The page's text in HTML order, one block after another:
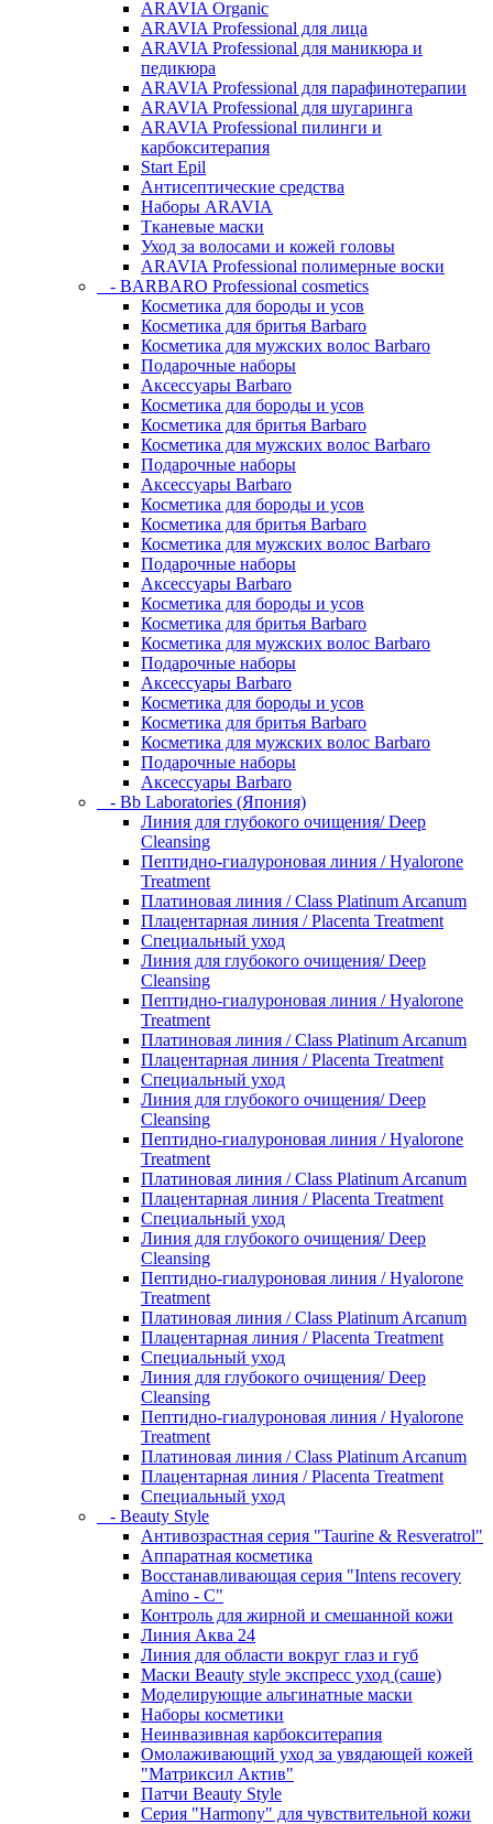
ARAVIA Organic
ARAVIA Professional для лица
ARAVIA Professional для маникюра и
педикюра
ARAVIA Professional для парафинотерапии
ARAVIA Professional для шугаринга
ARAVIA Professional пилинги и
карбокситерапия
Start Epil
Антисептические средства
Наборы ARAVIA
Тканевые маски
Уход за волосами и кожей головы
ARAVIA Professional полимерные воски
- BARBARO Professional cosmetics
Косметика для бороды и усов
Косметика для бритья Barbaro
Косметика для мужских волос Barbaro
Подарочные наборы
Аксессуары Barbaro
Косметика для бороды и усов
Косметика для бритья Barbaro
Косметика для мужских волос Barbaro
Подарочные наборы
Аксессуары Barbaro
Косметика для бороды и усов
Косметика для бритья Barbaro
Косметика для мужских волос Barbaro
Подарочные наборы
Аксессуары Barbaro
Косметика для бороды и усов
Косметика для бритья Barbaro
Косметика для мужских волос Barbaro
Подарочные наборы
Аксессуары Barbaro
Косметика для бороды и усов
Косметика для бритья Barbaro
Косметика для мужских волос Barbaro
Подарочные наборы
Аксессуары Barbaro
- Bb Laboratories (Япония)
Линия для глубокого очищения/ Deep
Cleansing
Пептидно-гиалуроновая линия / Hyalorone
Treatment
Платиновая линия / Class Platinum Arcanum
Плацентарная линия / Placenta Treatment
Специальный уход
Линия для глубокого очищения/ Deep
Cleansing
Пептидно-гиалуроновая линия / Hyalorone
Treatment
Платиновая линия / Class Platinum Arcanum
Плацентарная линия / Placenta Treatment
Специальный уход
Линия для глубокого очищения/ Deep
Cleansing
Пептидно-гиалуроновая линия / Hyalorone
Treatment
Платиновая линия / Class Platinum Arcanum
Плацентарная линия / Placenta Treatment
Специальный уход
Линия для глубокого очищения/ Deep
Cleansing
Пептидно-гиалуроновая линия / Hyalorone
Treatment
Платиновая линия / Class Platinum Arcanum
Плацентарная линия / Placenta Treatment
Специальный уход
Линия для глубокого очищения/ Deep
Cleansing
Пептидно-гиалуроновая линия / Hyalorone
Treatment
Платиновая линия / Class Platinum Arcanum
Плацентарная линия / Placenta Treatment
Специальный уход
- Beauty Style
Антивозрастная серия "Taurine & Resveratrol"
Аппаратная косметика
Восстанавливающая серия "Intens recovery
Amino - C"
Контроль для жирной и смешанной кожи
Линия Аква 24
Линия для области вокруг глаз и губ
Маски Beauty style экспресс уход (саше)
Моделирующие альгинатные маски
Наборы косметики
Неинвазивная карбокситерапия
Омолаживающий уход за увядающей кожей
"Матриксил Актив"
Патчи Beauty Style
Серия "Harmony" для чувствительной кожи